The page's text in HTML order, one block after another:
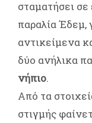
σταματήσει
παραλία Έδεμ,
αντικείμενα
δύο ανήλικα
νήπιο.
Από τα
στιγμής